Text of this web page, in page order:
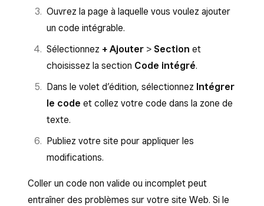
Ouvrez la page à laquelle vous voulez ajouter
un code intégrable.
Sélectionnez + Ajouter > Section et
choisissez la section Code intégré.
Dans le volet d’édition, sélectionnez Intégrer
le code et collez votre code dans la zone de
texte.
Publiez votre site pour appliquer les
modifications.
Coller un code non valide ou incomplet peut
entraîner des problèmes sur votre site Web. Si le